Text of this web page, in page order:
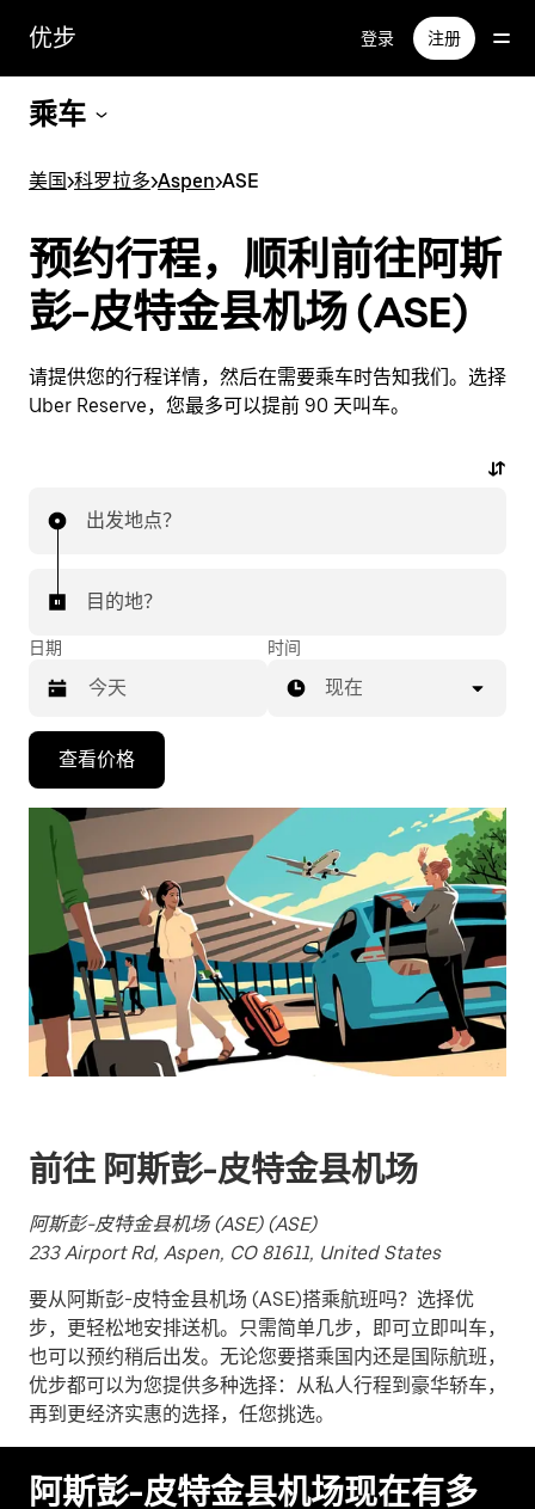
优步 登录 注册
乘车
美国>科罗拉多>Aspen>ASE
预约行程，顺利前往阿斯
彭-皮特金县机场 (ASE)
请提供您的行程详情，然后在需要乘车时告知我们。选择
Uber Reserve，您最多可以提前 90 天叫车。
出发地点？
目的地？
日期
向
下
浏
览
日
历
并
日
期。
按
退
键
可
关
闭
日
时间
现在
查看价格
前往 阿斯彭-皮特金县机场
阿斯彭-皮特金县机场 (ASE) (ASE)
233 Airport Rd, Aspen, CO 81611, United States
要从阿斯彭-皮特金县机场 (ASE)搭乘航班吗？选择优
步，更轻松地安排送机。只需简单几步，即可立即叫车，
也可以预约稍后出发。无论您要搭乘国内还是国际航班，
优步都可以为您提供多种选择：从私人行程到豪华轿车，
再到更经济实惠的选择，任您挑选。
阿斯彭-皮特金县机场现在有多